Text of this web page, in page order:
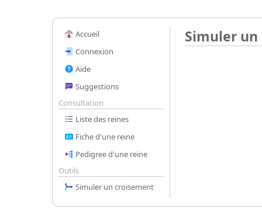
Accueil
Connexion
Aide
Suggestions
Consultation
Liste des reines
Fiche d'une reine
Pedigree d'une reine
Outils
Simuler un croisement
Simuler